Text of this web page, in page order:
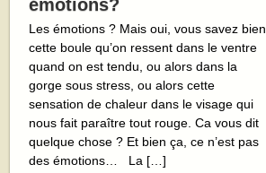
émotions?
Les émotions ? Mais oui, vous savez bien
cette boule qu’on ressent dans le ventre
quand on est tendu, ou alors dans la
gorge sous stress, ou alors cette
sensation de chaleur dans le visage qui
nous fait paraître tout rouge. Ca vous dit
quelque chose ? Et bien ça, ce n’est pas
des émotions… La […]